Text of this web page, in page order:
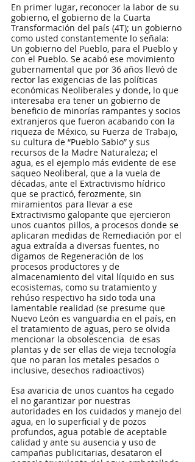
En primer lugar, reconocer la labor de su
gobierno, el gobierno de la Cuarta
Transformación del país (4T); un gobierno
como usted constantemente lo señala:
Un gobierno del Pueblo, para el Pueblo y
con el Pueblo. Se acabó ese movimiento
gubernamental que por 36 años llevó de
rector las exigencias de las políticas
económicas Neoliberales y donde, lo que
interesaba era tener un gobierno de
beneficio de minorías rampantes y socios
extranjeros que fueron acabando con la
riqueza de México, su Fuerza de Trabajo,
su cultura de “Pueblo Sabio” y sus
recursos de la Madre Naturaleza; el
agua, es el ejemplo más evidente de ese
saqueo Neoliberal, que a la vuela de
décadas, ante el Extractivismo hídrico
que se practicó, ferozmente, sin
miramientos para llevar a ese
Extractivismo galopante que ejercieron
unos cuantos pillos, a procesos donde se
aplicaran medidas de Remediación por el
agua extraída a diversas fuentes, no
digamos de Regeneración de los
procesos productores y de
almacenamiento del vital líquido en sus
ecosistemas, como su tratamiento y
rehúso respectivo ha sido toda una
lamentable realidad (se presume que
Nuevo León es vanguardia en el país, en
el tratamiento de aguas, pero se olvida
mencionar la obsolescencia  de esas
plantas y de ser ellas de vieja tecnología
que no paran los metales pesados o
inclusive, desechos radioactivos)
Esa avaricia de unos cuantos ha cegado
el no garantizar por nuestras
autoridades en los cuidados y manejo del
agua, en lo superficial y de pozos
profundos, agua potable de aceptable
calidad y ante su ausencia y uso de
campañas publicitarias, desataron el